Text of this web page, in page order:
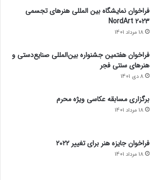
فراخوان نمایشگاه بین المللی هنرهای تجسمی
NordArt 2023
18 مرداد 1401
فراخوان هفتمین جشنواره بین‌المللی صنایع‌دستی و
هنرهای سنتی فجر
8 دی 1401
برگزاری مسابقه عکاسی ویژه محرم
18 مرداد 1401
فراخوان جایزه هنر برای تغییر ۲۰۲۲
18 مرداد 1401